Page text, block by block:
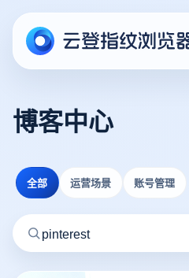
博客中心
全部 运营场景 账号管理